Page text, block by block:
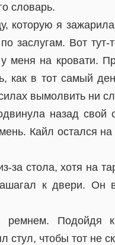
словарь.
которую я
заслугам. Вот
меня на кровати.
как в тот самый
вымолвить ни
назад свой
Кайл остался
за стола, хотя на
к двери. Он
Подойдя
стул, чтобы тот не